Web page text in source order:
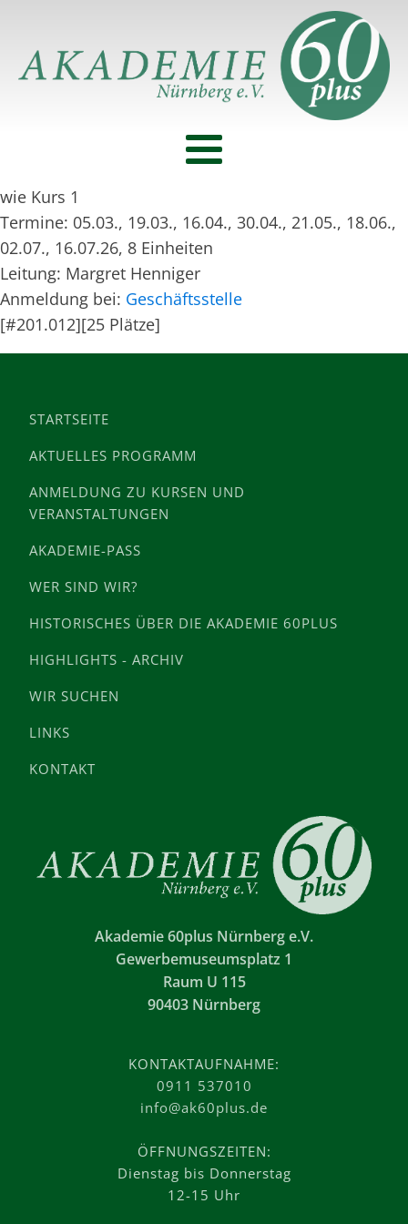
wie Kurs 1
Termine: 05.03., 19.03., 16.04., 30.04., 21.05., 18.06.,
02.07., 16.07.26, 8 Einheiten
Leitung: Margret Henniger
Anmeldung bei: Geschäftsstelle
[#201.012][25 Plätze]
STARTSEITE
AKTUELLES PROGRAMM
ANMELDUNG ZU KURSEN UND
VERANSTALTUNGEN
AKADEMIE-PASS
WER SIND WIR?
HISTORISCHES ÜBER DIE AKADEMIE 60PLUS
HIGHLIGHTS - ARCHIV
WIR SUCHEN
LINKS
KONTAKT
Akademie 60plus Nürnberg e.V.
Gewerbemuseumsplatz 1
Raum U 115
90403 Nürnberg
KONTAKTAUFNAHME:
0911 537010
info@ak60plus.de
ÖFFNUNGSZEITEN:
Dienstag bis Donnerstag
12-15 Uhr